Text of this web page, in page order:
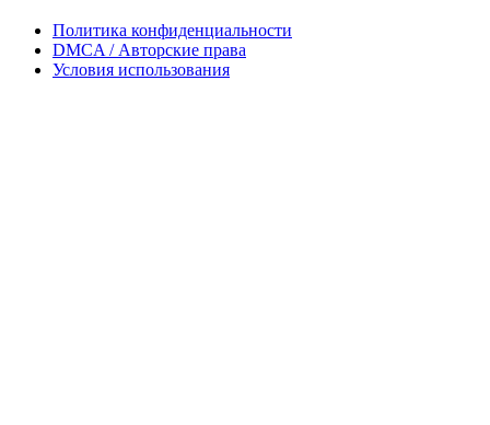
Политика конфиденциальности
DMCA / Авторские права
Условия использования